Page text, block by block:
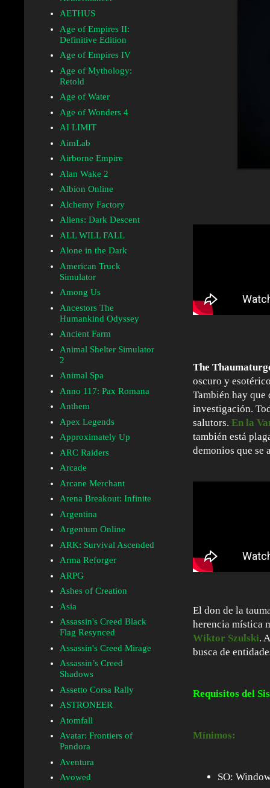
The
oscuro y
También hay que
investigación.
salutors. En la
también está
demonios que se
El don de la
herencia mística
Wiktor Szulski.
busca de
Requisitos del
Mínimos:
SO:
AETHUS
Age of Empires II:
Definitive Edition
Age of Empires IV
Age of Mythology:
Retold
Age of Water
Age of Wonders 4
AI LIMIT
AimLab
Airborne Empire
Alan Wake 2
Albion Online
Alchemy Factory
Aliens: Dark Descent
ALL WILL FALL
Alone in the Dark
American Truck
Simulator
Among Us
Ancestors The
Humankind Odyssey
Ancient Farm
Animal Shelter Simulator
2
Animal Spa
Anno 117: Pax Romana
Anthem
Apex Legends
Approximately Up
ARC Raiders
Arcade
Arcane Merchant
Arena Breakout: Infinite
Argentina
Argentum Online
ARK: Survival Ascended
Arma Reforger
ARPG
Ashes of Creation
Asia
Assassin's Creed Black
Flag Resynced
Assassin's Creed Mirage
Assassin’s Creed
Shadows
Assetto Corsa Rally
ASTRONEER
Atomfall
Avatar: Frontiers of
Pandora
Aventura
Avowed